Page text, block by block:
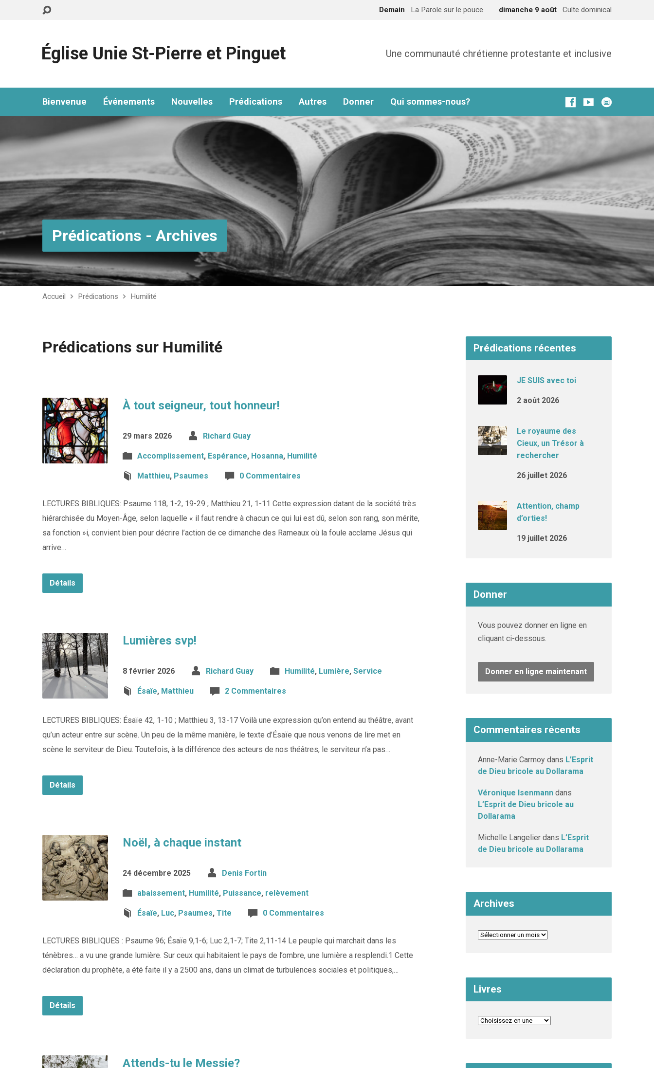
Demain La Parole sur le pouce dimanche 9 août Culte dominical
Église Unie St-Pierre et Pinguet Une communauté chrétienne protestante et inclusive
Bienvenue Événements Nouvelles Prédications Autres Donner Qui sommes-nous?
Prédications - Archives
Accueil Prédications Humilité
Prédications sur Humilité
À tout seigneur, tout honneur!
29 mars 2026 Richard Guay
Accomplissement, Espérance, Hosanna, Humilité
Matthieu, Psaumes 0 Commentaires
LECTURES BIBLIQUES: Psaume 118, 1-2, 19-29 ; Matthieu 21, 1-11 Cette expression datant de la société très
hiérarchisée du Moyen-Âge, selon laquelle « il faut rendre à chacun ce qui lui est dû, selon son rang, son mérite,
sa fonction »i, convient bien pour décrire l’action de ce dimanche des Rameaux où la foule acclame Jésus qui
arrive…
Détails
Lumières svp!
8 février 2026 Richard Guay Humilité, Lumière, Service
Ésaïe, Matthieu 2 Commentaires
LECTURES BIBLIQUES: Ésaïe 42, 1-10 ; Matthieu 3, 13-17 Voilà une expression qu’on entend au théâtre, avant
qu’un acteur entre sur scène. Un peu de la même manière, le texte d’Ésaïe que nous venons de lire met en
scène le serviteur de Dieu. Toutefois, à la différence des acteurs de nos théâtres, le serviteur n’a pas…
Détails
Noël, à chaque instant
24 décembre 2025 Denis Fortin
abaissement, Humilité, Puissance, relèvement
Ésaïe, Luc, Psaumes, Tite 0 Commentaires
LECTURES BIBLIQUES : Psaume 96; Ésaïe 9,1-6; Luc 2,1-7; Tite 2,11-14 Le peuple qui marchait dans les
ténèbres… a vu une grande lumière. Sur ceux qui habitaient le pays de l’ombre, une lumière a resplendi.1 Cette
déclaration du prophète, a été faite il y a 2500 ans, dans un climat de turbulences sociales et politiques,…
Détails
Attends-tu le Messie?
Prédications récentes
JE SUIS avec toi
2 août 2026
Le royaume des
Cieux, un Trésor à
rechercher
26 juillet 2026
Attention, champ
d’orties!
19 juillet 2026
Donner
Vous pouvez donner en ligne en
cliquant ci-dessous.
Donner en ligne maintenant
Commentaires récents
Anne-Marie Carmoy dans L’Esprit
de Dieu bricole au Dollarama
Véronique Isenmann dans
L’Esprit de Dieu bricole au
Dollarama
Michelle Langelier dans L’Esprit
de Dieu bricole au Dollarama
Archives
Livres